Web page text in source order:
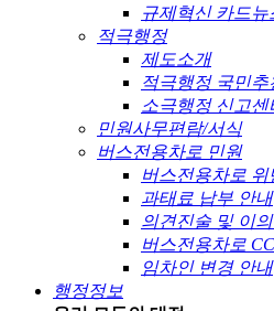
규제혁신 카드뉴
적극행정
제도소개
적극행정 국민추
소극행정 신고센
민원사무편람/서식
버스전용차로 민원
버스전용차로 위
과태료 납부 안내
의견진술 및 이
버스전용차로
임차인 변경 안내
행정정보